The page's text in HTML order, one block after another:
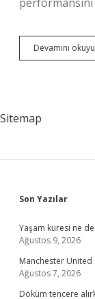
Devamını
Sitemap
Son Yazılar
Yaşam küresi ne
Ağustos 9, 2026
Manchester United
Ağustos 7, 2026
Döküm tencere